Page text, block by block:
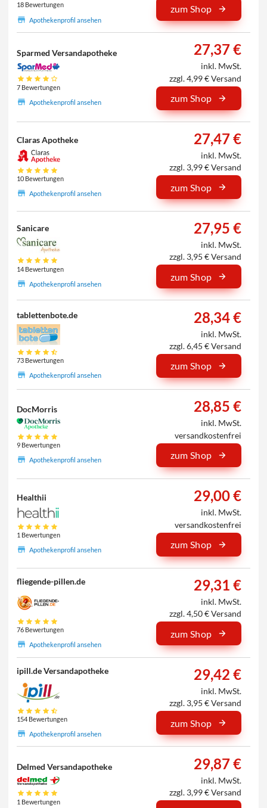
18 Bewertungen
Apothekenprofil ansehen
zum Shop
Sparmed Versandapotheke
7 Bewertungen
Apothekenprofil ansehen
27,37 €
inkl. MwSt.
zzgl. 4,99 € Versand
zum Shop
Claras Apotheke
10 Bewertungen
Apothekenprofil ansehen
27,47 €
inkl. MwSt.
zzgl. 3,99 € Versand
zum Shop
Sanicare
14 Bewertungen
Apothekenprofil ansehen
27,95 €
inkl. MwSt.
zzgl. 3,95 € Versand
zum Shop
tablettenbote.de
73 Bewertungen
Apothekenprofil ansehen
28,34 €
inkl. MwSt.
zzgl. 6,45 € Versand
zum Shop
DocMorris
9 Bewertungen
Apothekenprofil ansehen
28,85 €
inkl. MwSt.
versandkostenfrei
zum Shop
Healthii
1 Bewertungen
Apothekenprofil ansehen
29,00 €
inkl. MwSt.
versandkostenfrei
zum Shop
fliegende-pillen.de
76 Bewertungen
Apothekenprofil ansehen
29,31 €
inkl. MwSt.
zzgl. 4,50 € Versand
zum Shop
ipill.de Versandapotheke
154 Bewertungen
Apothekenprofil ansehen
29,42 €
inkl. MwSt.
zzgl. 3,95 € Versand
zum Shop
Delmed Versandapotheke
1 Bewertungen
29,87 €
inkl. MwSt.
zzgl. 3,99 € Versand